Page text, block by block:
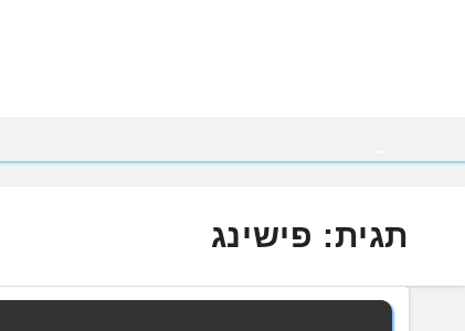
תגית: פישינג